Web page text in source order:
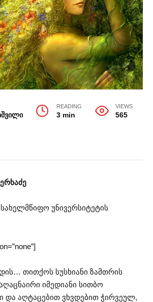
READING
3 min
VIEWS
565
უნივერსიტეტის
თითქოს სუსხიანი ზამთრის
იმედიანი სითბო
და აღტაცებით ვხვდებით ჭირვეულ,